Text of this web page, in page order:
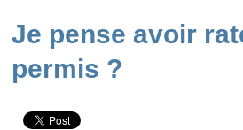
Je pense avoir
permis ?